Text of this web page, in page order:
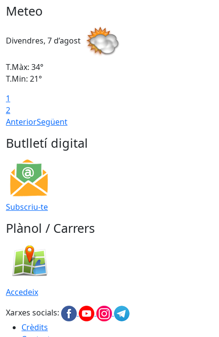
Meteo
Divendres, 7 d’agost
T.Màx: 34°
T.Min: 21°
1
2
AnteriorSegüent
Butlletí digital
Subscriu-te
Plànol / Carrers
Accedeix
Xarxes socials:
Crèdits